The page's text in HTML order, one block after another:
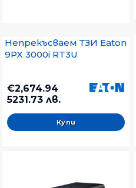
Непрекъсваем ТЗИ Eaton
9PX 3000i RT3U
€2,674.94
5231.73 лв.